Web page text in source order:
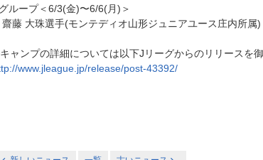
ループ＜6/3(金)〜6/6(月)＞
藤 大珠選手(モンテディオ山形ジュニアユース庄内所属)
ャンプの詳細については以下Jリーグからのリリースを御
www.jleague.jp/release/post-43392/